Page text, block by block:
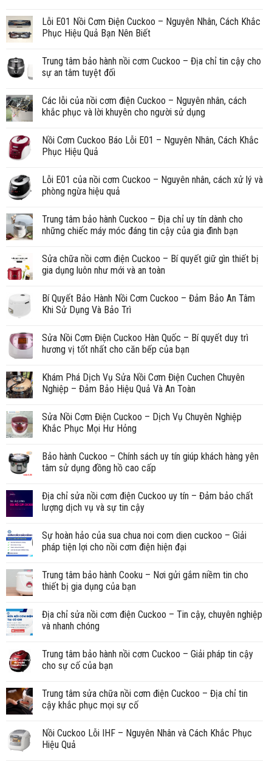
Lỗi E01 Nồi Cơm Điện Cuckoo – Nguyên Nhân, Cách Khắc
Phục Hiệu Quả Bạn Nên Biết
Trung tâm bảo hành nồi cơm Cuckoo – Địa chỉ tin cậy cho
sự an tâm tuyệt đối
Các lỗi của nồi cơm điện Cuckoo – Nguyên nhân, cách
khắc phục và lời khuyên cho người sử dụng
Nồi Cơm Cuckoo Báo Lỗi E01 – Nguyên Nhân, Cách Khắc
Phục Hiệu Quả
Lỗi E01 của nồi cơm Cuckoo – Nguyên nhân, cách xử lý và
phòng ngừa hiệu quả
Trung tâm bảo hành Cuckoo – Địa chỉ uy tín dành cho
những chiếc máy móc đáng tin cậy của gia đình bạn
Sửa chữa nồi cơm điện Cuckoo – Bí quyết giữ gìn thiết bị
gia dụng luôn như mới và an toàn
Bí Quyết Bảo Hành Nồi Cơm Cuckoo – Đảm Bảo An Tâm
Khi Sử Dụng Và Bảo Trì
Sửa Nồi Cơm Điện Cuckoo Hàn Quốc – Bí quyết duy trì
hương vị tốt nhất cho căn bếp của bạn
Khám Phá Dịch Vụ Sửa Nồi Cơm Điện Cuchen Chuyên
Nghiệp – Đảm Bảo Hiệu Quả Và An Toàn
Sửa Nồi Cơm Điện Cuckoo – Dịch Vụ Chuyên Nghiệp
Khắc Phục Mọi Hư Hỏng
Bảo hành Cuckoo – Chính sách uy tín giúp khách hàng yên
tâm sử dụng đồng hồ cao cấp
Địa chỉ sửa nồi cơm điện Cuckoo uy tín – Đảm bảo chất
lượng dịch vụ và sự tin cậy
Sự hoàn hảo của sua chua noi com dien cuckoo – Giải
pháp tiện lợi cho nồi cơm điện hiện đại
Trung tâm bảo hành Cooku – Nơi gửi gắm niềm tin cho
thiết bị gia dụng của bạn
Địa chỉ sửa nồi cơm điện Cuckoo – Tin cậy, chuyên nghiệp
và nhanh chóng
Trung tâm bảo hành nồi cơm Cuckoo – Giải pháp tin cậy
cho sự cố của bạn
Trung tâm sửa chữa nồi cơm điện Cuckoo – Địa chỉ tin
cậy khắc phục mọi sự cố
Nồi Cuckoo Lỗi IHF – Nguyên Nhân và Cách Khắc Phục
Hiệu Quả